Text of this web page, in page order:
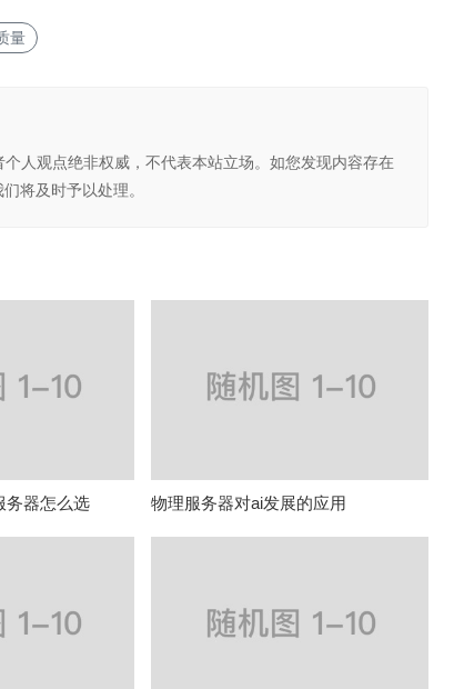
量
人观点绝非权威，不代表本站立场。如您发现内容存在
将及时予以处理。
务器怎么选 物理服务器对ai发展的应用